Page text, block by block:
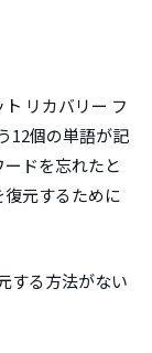
リカバリー フ
12個の単語が記
ドを忘れたと
元するために
する方法がない